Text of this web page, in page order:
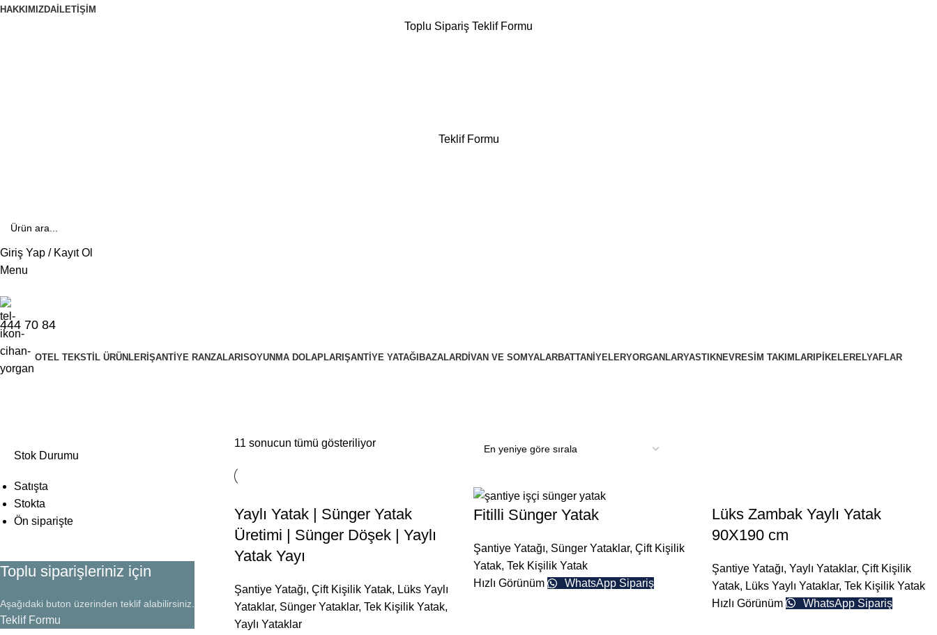
HAKKIMIZDA İLETIŞIM
Toplu Sipariş Teklif Formu
Teklif Formu
Giriş Yap / Kayıt Ol
Menu
444 70 84
OTEL TEKSTIL ÜRÜNLERI ŞANTIYE RANZALARI SOYUNMA DOLAPLARI ŞANTIYE YATAĞI BAZALARDIVAN VE SOMYALARBATTANIYELERYORGANLARYASTIKNEVRESIM TAKIMLARI PIKELERELYAFLAR
Stok Durumu
Satışta
Stokta
Ön siparişte
Toplu siparişleriniz için
Aşağıdaki buton üzerinden teklif alabilirsiniz.
Teklif Formu
11 sonucun tümü gösteriliyor
Yaylı Yatak | Sünger Yatak
Üretimi | Sünger Döşek | Yaylı
Yatak Yayı
Şantiye Yatağı, Çift Kişilik Yatak, Lüks Yaylı
Yataklar, Sünger Yataklar, Tek Kişilik Yatak,
Yaylı Yataklar
Fitilli Sünger Yatak
Şantiye Yatağı, Sünger Yataklar, Çift Kişilik
Yatak, Tek Kişilik Yatak
Hızlı Görünüm
WhatsApp Sipariş
Lüks Zambak Yaylı Yatak
90X190 cm
Şantiye Yatağı,Yaylı Yataklar,Çift Kişilik
Yatak, Lüks Yaylı Yataklar,Tek Kişilik Yatak
Hızlı Görünüm
WhatsApp Sipariş